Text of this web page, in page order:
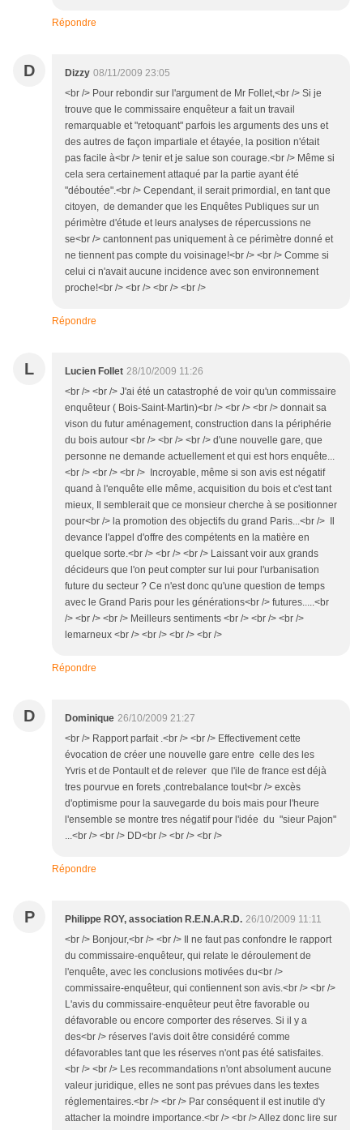
Répondre
D Dizzy 08/11/2009 23:05
<br /> Pour rebondir sur l'argument de Mr Follet,<br /> Si je
trouve que le commissaire enquêteur a fait un travail
remarquable et "retoquant" parfois les arguments des uns et
des autres de façon impartiale et étayée, la position n'était
pas facile à<br /> tenir et je salue son courage.<br /> Même si
cela sera certainement attaqué par la partie ayant été
"déboutée".<br /> Cependant, il serait primordial, en tant que
citoyen, de demander que les Enquêtes Publiques sur un
périmètre d'étude et leurs analyses de répercussions ne
se<br /> cantonnent pas uniquement à ce périmètre donné et
ne tiennent pas compte du voisinage!<br /> <br /> Comme si
celui ci n'avait aucune incidence avec son environnement
proche!<br /> <br /> <br /> <br />
Répondre
L Lucien Follet 28/10/2009 11:26
<br /> <br /> J'ai été un catastrophé de voir qu'un commissaire
enquêteur ( Bois-Saint-Martin)<br /> <br /> <br /> donnait sa
vison du futur aménagement, construction dans la périphérie
du bois autour <br /> <br /> <br /> d'une nouvelle gare, que
personne ne demande actuellement et qui est hors enquête...
<br /> <br /> <br /> Incroyable, même si son avis est négatif
quand à l'enquête elle même, acquisition du bois et c'est tant
mieux, Il semblerait que ce monsieur cherche à se positionner
pour<br /> la promotion des objectifs du grand Paris...<br /> Il
devance l'appel d'offre des compétents en la matière en
quelque sorte.<br /> <br /> <br /> Laissant voir aux grands
décideurs que l'on peut compter sur lui pour l'urbanisation
future du secteur ? Ce n'est donc qu'une question de temps
avec le Grand Paris pour les générations<br /> futures.....<br
/> <br /> <br /> Meilleurs sentiments <br /> <br /> <br />
lemarneux <br /> <br /> <br /> <br />
Répondre
D Dominique 26/10/2009 21:27
<br /> Rapport parfait .<br /> <br /> Effectivement cette
évocation de créer une nouvelle gare entre celle des les
Yvris et de Pontault et de relever que l'ile de france est déjà
tres pourvue en forets ,contrebalance tout<br /> excès
d'optimisme pour la sauvegarde du bois mais pour l'heure
l'ensemble se montre tres négatif pour l'idée du "sieur Pajon"
...<br /> <br /> DD<br /> <br /> <br />
Répondre
P Philippe ROY, association R.E.N.A.R.D. 26/10/2009 11:11
<br /> Bonjour,<br /> <br /> Il ne faut pas confondre le rapport
du commissaire-enquêteur, qui relate le déroulement de
l'enquête, avec les conclusions motivées du<br />
commissaire-enquêteur, qui contiennent son avis.<br /> <br />
L'avis du commissaire-enquêteur peut être favorable ou
défavorable ou encore comporter des réserves. Si il y a
des<br /> réserves l'avis doit être considéré comme
défavorables tant que les réserves n'ont pas été satisfaites.
<br /> <br /> Les recommandations n'ont absolument aucune
valeur juridique, elles ne sont pas prévues dans les textes
réglementaires.<br /> <br /> Par conséquent il est inutile d'y
attacher la moindre importance.<br /> <br /> Allez donc lire sur